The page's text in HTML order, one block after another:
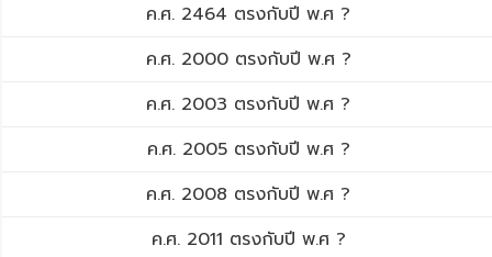
ค.ศ. 2464 ตรงกับปี พ.ศ ?
ค.ศ. 2000 ตรงกับปี พ.ศ ?
ค.ศ. 2003 ตรงกับปี พ.ศ ?
ค.ศ. 2005 ตรงกับปี พ.ศ ?
ค.ศ. 2008 ตรงกับปี พ.ศ ?
ค.ศ. 2011 ตรงกับปี พ.ศ ?